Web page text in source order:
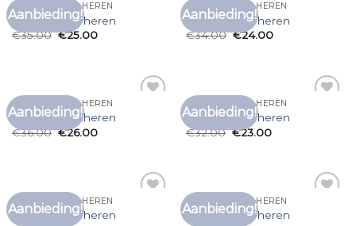
Aanbieding!
DIKKE T SHIRTS HEREN
dikke t shirts heren
€35.00 €25.00
Aanbieding!
DIKKE T SHIRTS HEREN
dikke t shirts heren
€34.00 €24.00
Aanbieding!
DIKKE T SHIRTS HEREN
dikke t shirts heren
€36.00 €26.00
Aanbieding!
DIKKE T SHIRTS HEREN
dikke t shirts heren
€32.00 €23.00
Aanbieding!
DIKKE T SHIRTS HEREN
dikke t shirts heren
Aanbieding!
DIKKE T SHIRTS HEREN
dikke t shirts heren